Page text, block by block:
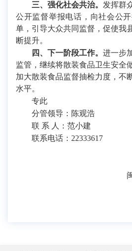
三、强化社会共治。 发挥群
公开监督举报电话，向社会公
单，引导大众共同监督，促使我
断提升。
四、下一阶段工作。 进一步
监管，继续将散装食品卫生安全
加大散装食品监督抽检力度，不
水平。
专此
分管领导：陈观浩
联 系 人：范小建
联系电话：22333617
闽